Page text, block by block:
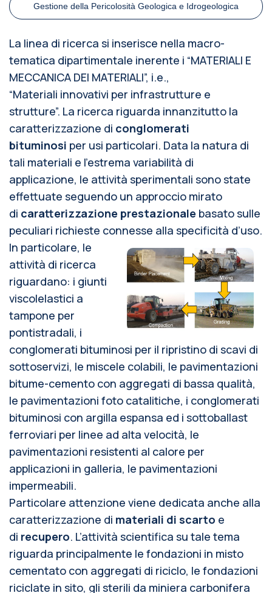
Gestione della Pericolosità Geologica e Idrogeologica
La linea di ricerca si inserisce nella macro-
tematica dipartimentale inerente i “MATERIALI E
MECCANICA DEI MATERIALI”, i.e.,
“Materiali innovativi per infrastrutture e
strutture”. La ricerca riguarda innanzitutto la
caratterizzazione di conglomerati
bituminosi per usi particolari. Data la natura di
tali materiali e l’estrema variabilità di
applicazione, le attività sperimentali sono state
effettuate seguendo un approccio mirato
di caratterizzazione prestazionale basato sulle
peculiari richieste connesse alla specificità d’uso.
In particolare, le
attività di ricerca
riguardano: i giunti
viscolelastici a
tampone per
pontistradali, i
conglomerati bituminosi per il ripristino di scavi di
sottoservizi, le miscele colabili, le pavimentazioni
bitume-cemento con aggregati di bassa qualità,
le pavimentazioni foto catalitiche, i conglomerati
bituminosi con argilla espansa ed i sottoballast
ferroviari per linee ad alta velocità, le
pavimentazioni resistenti al calore per
applicazioni in galleria, le pavimentazioni
impermeabili.
Particolare attenzione viene dedicata anche alla
caratterizzazione di materiali di scarto e
di recupero. L’attività scientifica su tale tema
riguarda principalmente le fondazioni in misto
cementato con aggregati di riciclo, le fondazioni
riciclate in sito, gli sterili da miniera carbonifera